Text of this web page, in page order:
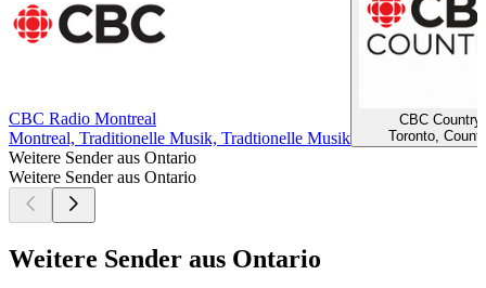
CBC Radio Montreal
Montreal, Traditionelle Musik, Tradtionelle Musik
CBC Country
Toronto,
Weitere Sender aus Ontario
Weitere Sender aus Ontario
Weitere Sender aus Ontario